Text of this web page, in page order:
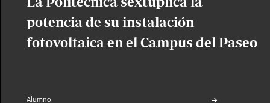
potencia de su instalación
fotovoltaica en el Campus del Paseo
Alumno